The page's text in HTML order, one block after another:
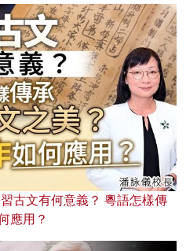
古文有何意義？ 粵語怎樣傳
應用？